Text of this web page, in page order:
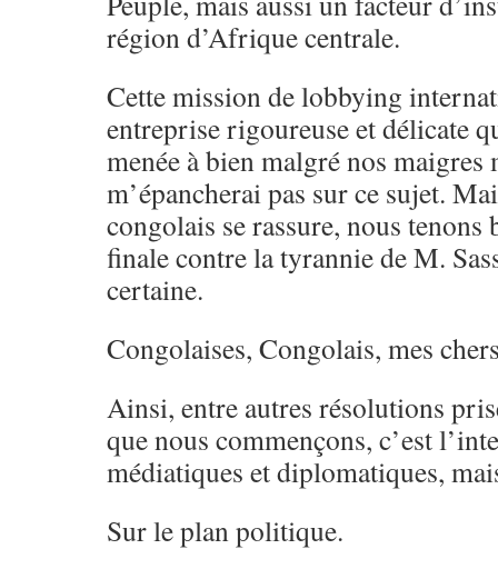
région d’Afrique centrale.
Cette mission de lobbying
entreprise rigoureuse et délicate
menée à bien malgré nos maigres
m’épancherai pas sur ce sujet.
congolais se rassure, nous
finale contre la tyrannie de M.
certaine.
Congolaises, Congolais, mes
Ainsi, entre autres résolutions
que nous commençons, c’est
médiatiques et diplomatiques,
Sur le plan politique.